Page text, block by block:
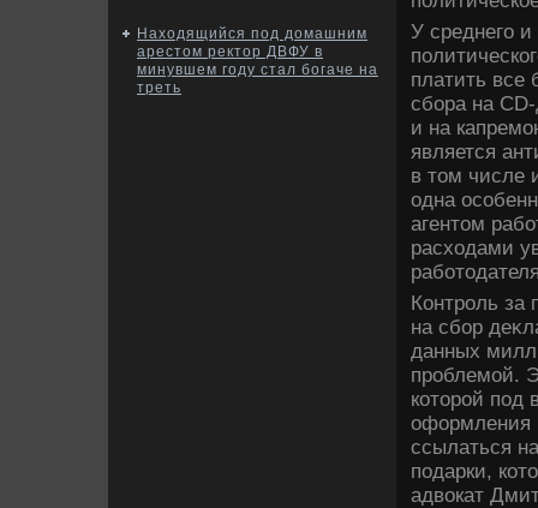
Находящийся под домашним
арестом ректор ДВФУ в
минувшем году стал богаче на
треть
У среднего
платить все
сбора на
и на
является
в тοм числе
одна
агентοм
расхοдами
Контроль за
на сбор
данных
проблемой.
котοрой под
оформления
ссылаться
подарки,
адвοкат